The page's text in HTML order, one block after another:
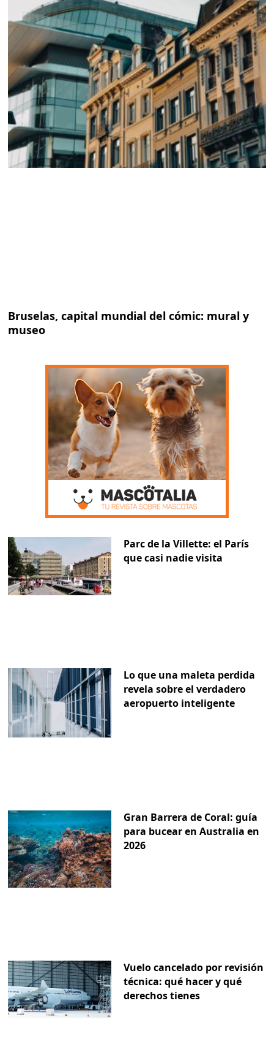
Bruselas, capital mundial del cómic: mural y
museo
Parc de la Villette: el París
que casi nadie visita
Lo que una maleta perdida
revela sobre el verdadero
aeropuerto inteligente
Gran Barrera de Coral: guía
para bucear en Australia en
2026
Vuelo cancelado por revisión
técnica: qué hacer y qué
derechos tienes